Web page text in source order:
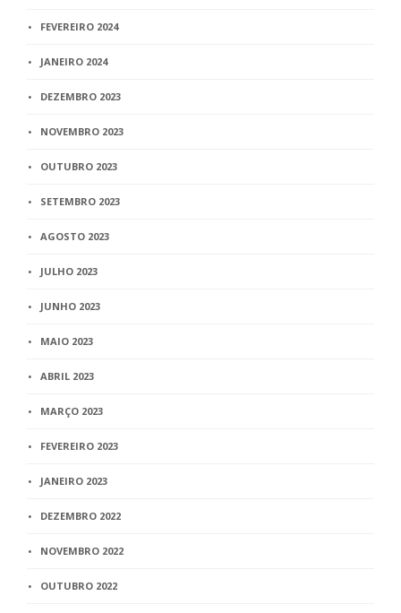
FEVEREIRO 2024
JANEIRO 2024
DEZEMBRO 2023
NOVEMBRO 2023
OUTUBRO 2023
SETEMBRO 2023
AGOSTO 2023
JULHO 2023
JUNHO 2023
MAIO 2023
ABRIL 2023
MARÇO 2023
FEVEREIRO 2023
JANEIRO 2023
DEZEMBRO 2022
NOVEMBRO 2022
OUTUBRO 2022